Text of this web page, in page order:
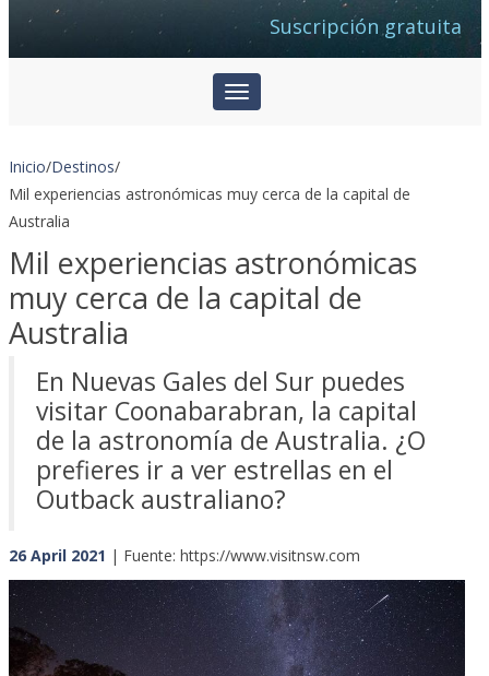
Suscripción gratuita
Inicio/Destinos/
Mil experiencias astronómicas muy cerca de la capital de
Australia
Mil experiencias astronómicas
muy cerca de la capital de
Australia
En Nuevas Gales del Sur puedes
visitar Coonabarabran, la capital
de la astronomía de Australia. ¿O
prefieres ir a ver estrellas en el
Outback australiano?
26 April 2021 | Fuente: https://www.visitnsw.com
Previous Next